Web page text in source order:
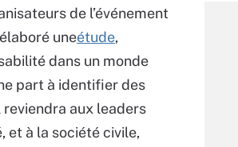
de l’événement
uneétude,
dans un monde
part à identifier des
reviendra aux leaders
et à la société civile,